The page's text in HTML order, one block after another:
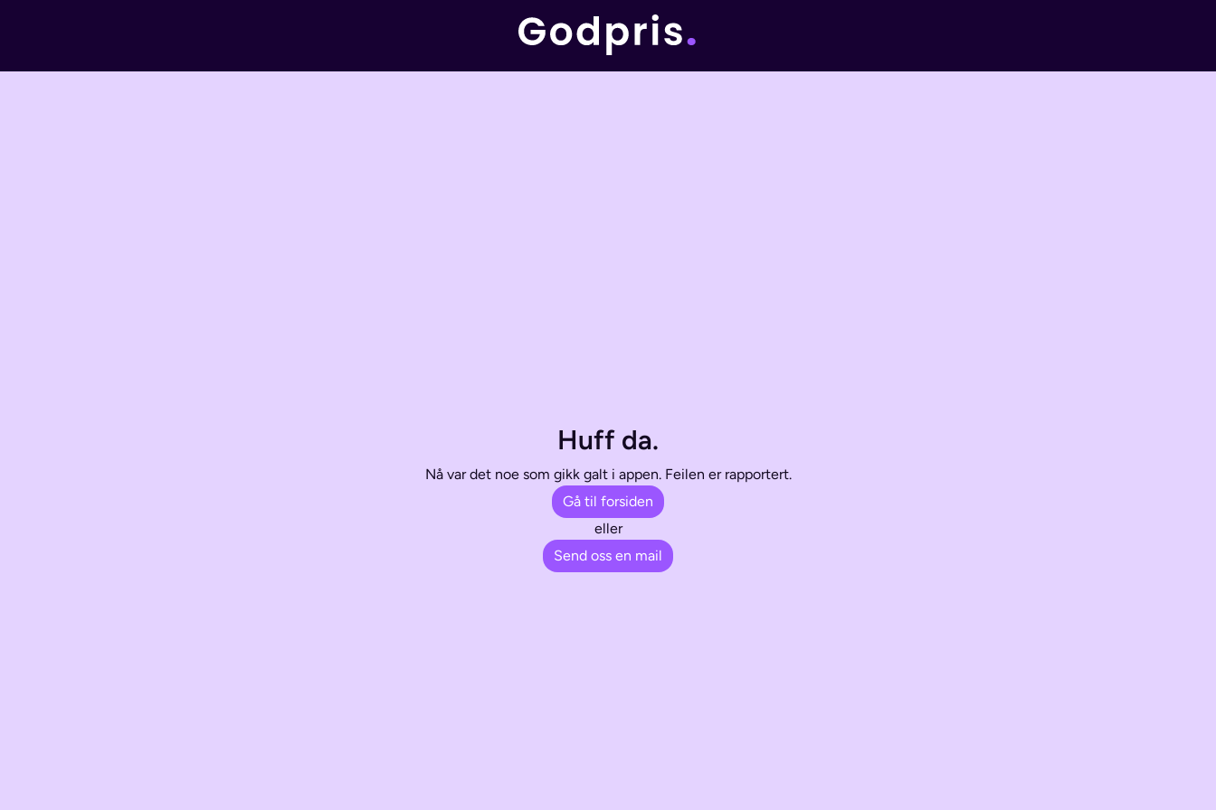
Huff da.
Nå var det noe som gikk galt i appen. Feilen er rapportert.
Gå til forsiden
eller
Send oss en mail